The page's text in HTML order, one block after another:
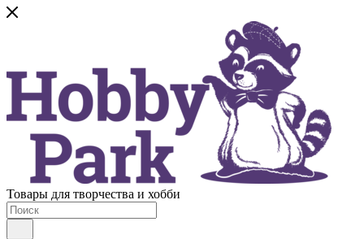
Товары для творчества и хобби